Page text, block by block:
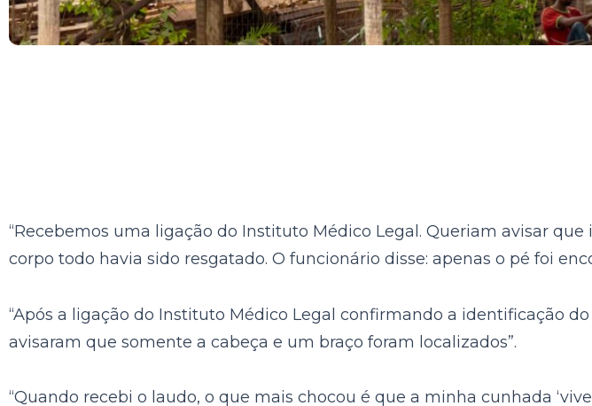
“Recebemos uma ligação do Instituto Médico Legal. Queriam avisar
corpo todo havia sido resgatado. O funcionário disse: apenas o pé foi
“Após a ligação do Instituto Médico Legal confirmando a identificação
avisaram que somente a cabeça e um braço foram localizados”.
“Quando recebi o laudo, o que mais chocou é que a minha cunhada